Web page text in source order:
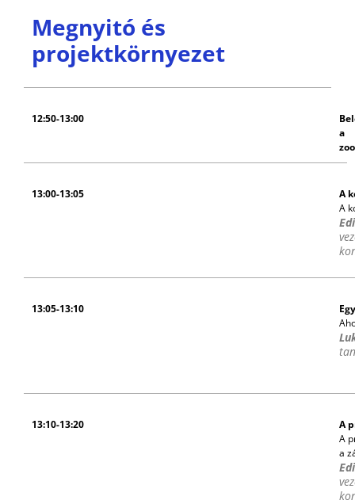
Megnyitó és
projektkörnyezet
12:50-13:00
a
13:00-13:05
A
A
13:05-13:10
13:10-13:20
A
A
a